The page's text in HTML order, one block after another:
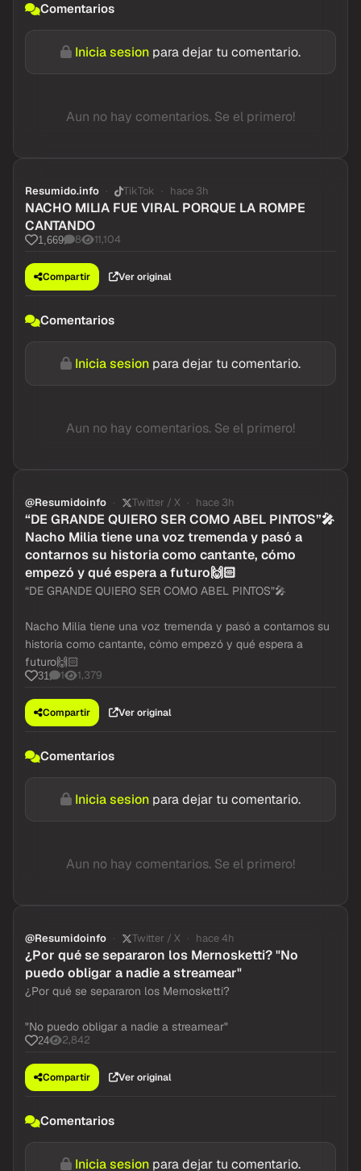
Comentarios
Inicia sesion para dejar tu comentario.
Aun no hay comentarios. Se el primero!
Resumido.info TikTok hace 3h
NACHO MILIA FUE VIRAL PORQUE LA ROMPE
CANTANDO
1,669 8 11,104
Compartir Ver original
Comentarios
Inicia sesion para dejar tu comentario.
Aun no hay comentarios. Se el primero!
@Resumidoinfo Twitter / X hace 3h
“DE GRANDE QUIERO SER COMO ABEL PINTOS”🎤
Nacho Milia tiene una voz tremenda y pasó a
contarnos su historia como cantante, cómo
empezó y qué espera a futuro🙌🏻
“DE GRANDE QUIERO SER COMO ABEL PINTOS”🎤
Nacho Milia tiene una voz tremenda y pasó a contarnos su
historia como cantante, cómo empezó y qué espera a
futuro🙌🏻
31 1 1,379
Compartir Ver original
Comentarios
Inicia sesion para dejar tu comentario.
Aun no hay comentarios. Se el primero!
@Resumidoinfo Twitter / X hace 4h
¿Por qué se separaron los Mernosketti? "No
puedo obligar a nadie a streamear"
¿Por qué se separaron los Mernosketti?
"No puedo obligar a nadie a streamear"
24 2,842
Compartir Ver original
Comentarios
Inicia sesion para dejar tu comentario.